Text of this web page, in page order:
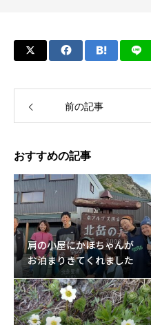
前の記事
おすすめの記事
肩の小屋にかほちゃんが
お泊まりきてくれました